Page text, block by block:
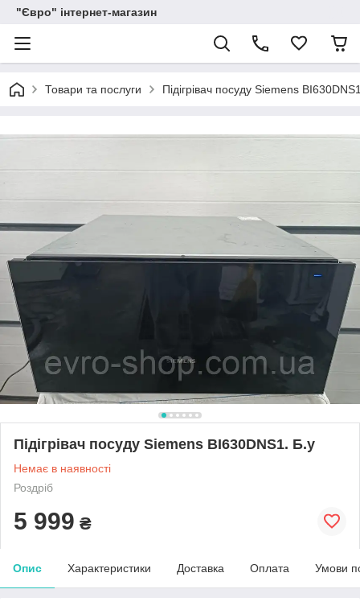
"Євро" інтернет-магазин
Товари та послуги Підігрівач посуду Siemens
Підігрівач посуду Siemens BI630DNS1. Б.у
Немає в наявності
Роздріб
5 999 ₴
Опис Характеристики Доставка Оплата Умови